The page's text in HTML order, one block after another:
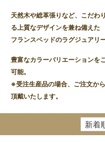
天然木や総革張りなど、こだわ
る上質なデザインを兼ね備えた
フランスベッドのラグジュアリ
豊富なカラーバリエーションを
可能。
※受注生産品の場合、ご注文か
頂戴いたします。